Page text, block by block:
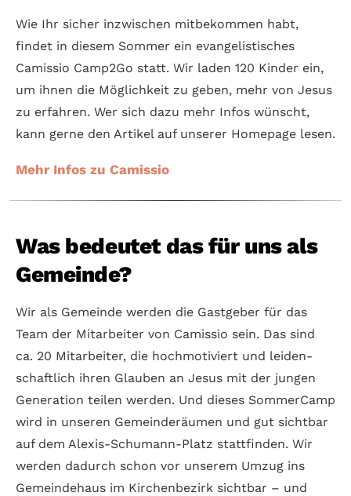
Wie Ihr sicher in­zwischen mitbe­kommen habt,
findet in diesem Sommer ein evange­listi­sches
Camissio Camp2Go statt. Wir laden 120 Kinder ein,
um ihnen die Möglich­keit zu geben, mehr von Jesus
zu erfah­ren. Wer sich dazu mehr Infos wünscht,
kann gerne den Artikel auf unserer Home­page lesen.
Mehr Infos zu Camissio
Was bedeutet das für uns als
Gemeinde?
Wir als Gemeinde werden die Gastg­eber für das
Team der Mit­arbeiter von Camissio sein. Das sind
ca. 20 Mit­arbeiter, die hoch­motiviert und leiden­
schaftlich ihren Glauben an Jesus mit der jungen
Gene­ration teilen werden. Und dieses Sommer­Camp
wird in unseren Gemeinde­räumen und gut sicht­bar
auf dem Alexis-Schu­mann-Platz stattfinden. Wir
werden dadurch schon vor unserem Umzug ins
Gemeinde­haus im Kirchen­bezirk sichtbar – und